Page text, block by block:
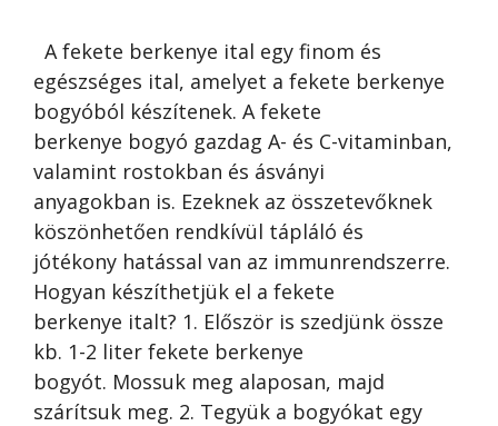
A fekete berkenye ital egy finom és
egészséges ital, amelyet a fekete berkenye
bogyóból készítenek. A fekete
berkenye bogyó gazdag A- és C-vitaminban,
valamint rostokban és ásványi
anyagokban is. Ezeknek az összetevőknek
köszönhetően rendkívül tápláló és
jótékony hatással van az immunrendszerre.
Hogyan készíthetjük el a fekete
berkenye italt? 1. Először is szedjünk össze
kb. 1-2 liter fekete berkenye
bogyót. Mossuk meg alaposan, majd
szárítsuk meg. 2. Tegyük a bogyókat egy